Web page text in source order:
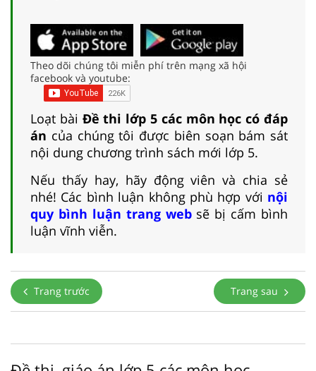
Theo dõi chúng tôi miễn phí trên mạng xã hội
facebook và youtube:
Loạt bài Đề thi lớp 5 các môn học có đáp
án của chúng tôi được biên soạn bám sát
nội dung chương trình sách mới lớp 5.
Nếu thấy hay, hãy động viên và chia sẻ
nhé! Các bình luận không phù hợp với nội
quy bình luận trang websẽ bị cấm bình
luận vĩnh viễn.
Trang trước Trang sau